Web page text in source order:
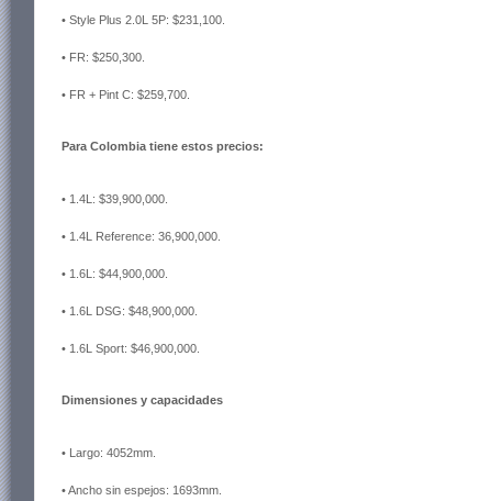
• Style Plus 2.0L 5P: $231,100.
• FR: $250,300.
• FR + Pint C: $259,700.
Para Colombia tiene estos precios:
• 1.4L: $39,900,000.
• 1.4L Reference: 36,900,000.
• 1.6L: $44,900,000.
• 1.6L DSG: $48,900,000.
• 1.6L Sport: $46,900,000.
Dimensiones y capacidades
• Largo: 4052mm.
• Ancho sin espejos: 1693mm.